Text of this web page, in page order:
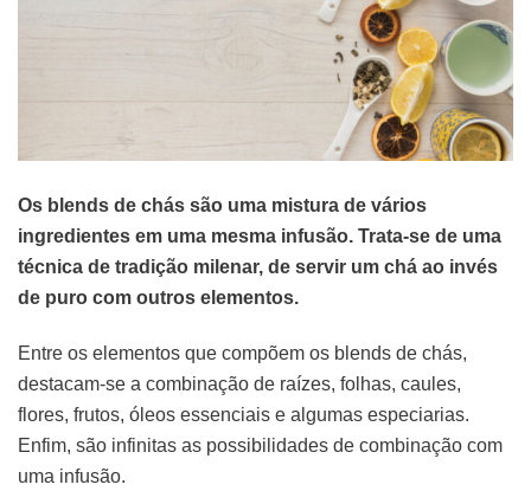
Os blends de chás são uma mistura de vários
ingredientes em uma mesma infusão. Trata-se de uma
técnica de tradição milenar, de servir um chá ao invés
de puro com outros elementos.
Entre os elementos que compõem os blends de chás,
destacam-se a combinação de raízes, folhas, caules,
flores, frutos, óleos essenciais e algumas especiarias.
Enfim, são infinitas as possibilidades de combinação com
uma infusão.